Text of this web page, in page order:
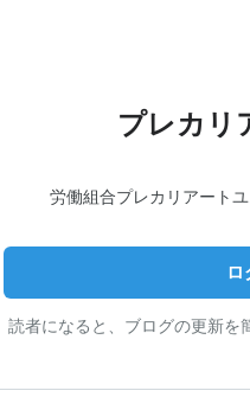
プレカリ
労働組合プレカリアート
ロ
読者になると、ブログの更新を